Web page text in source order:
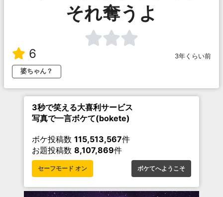
それ奪うよ
6
3年くらい前
婆ちゃん？
3秒で笑える大喜利サービス
写真で一言ボケて(bokete)
ボケ投稿数 115,513,567件
お題投稿数 8,107,869件
セーフモード オン ボケてへようこそ